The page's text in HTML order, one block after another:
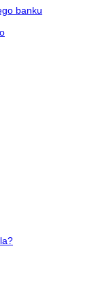
banku